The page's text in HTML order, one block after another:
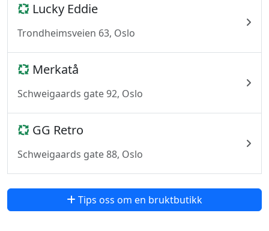
Lucky Eddie
Trondheimsveien 63, Oslo
Merkatå
Schweigaards gate 92, Oslo
GG Retro
Schweigaards gate 88, Oslo
Tips oss om en bruktbutikk